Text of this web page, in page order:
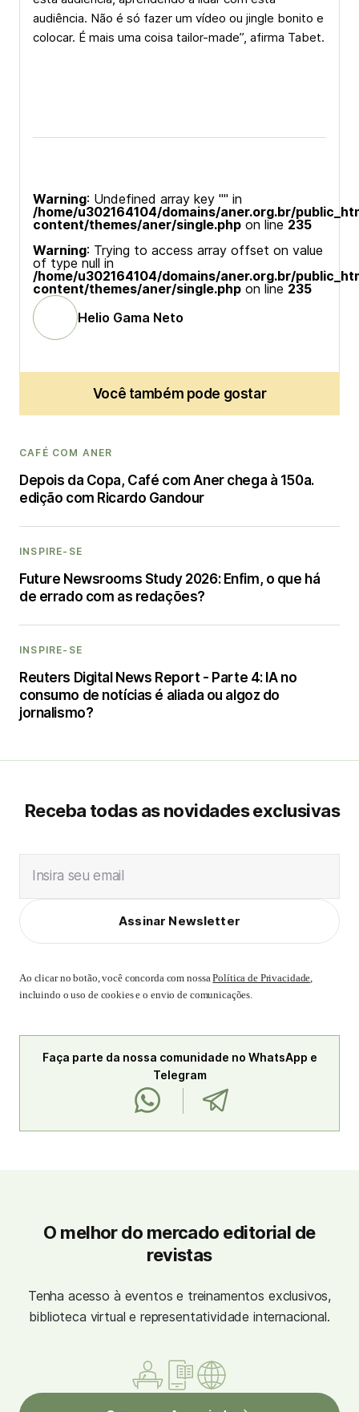
audiência. Não é só fazer um vídeo ou jingle bonito e
colocar. É mais uma coisa tailor-made”, afirma Tabet.
Warning: Undefined array key "" in
/home/u302164104/domains/aner.org.br/
content/themes/aner/single.php on line 235
Warning: Trying to access array offset on value
of type null in
/home/u302164104/domains/aner.org.br/
content/themes/aner/single.php on line 235
Helio Gama Neto
Você também pode gostar
CAFÉ COM ANER
Depois da Copa, Café com Aner chega à 150a.
edição com Ricardo Gandour
INSPIRE-SE
Future Newsrooms Study 2026: Enfim, o que há
de errado com as redações?
INSPIRE-SE
Reuters Digital News Report - Parte 4: IA no
consumo de notícias é aliada ou algoz do
jornalismo?
Receba todas as novidades exclusivas
Insira seu email
Assinar Newsletter
Ao clicar no botão, você concorda com nossaPolítica de Privacidade,
incluindo o uso de cookies e o envio de comunicações.
Faça parte da nossa comunidade no WhatsApp e
Telegram
O melhor do mercado editorial de
revistas
Tenha acesso à eventos e treinamentos exclusivos,
biblioteca virtual e representatividade internacional.